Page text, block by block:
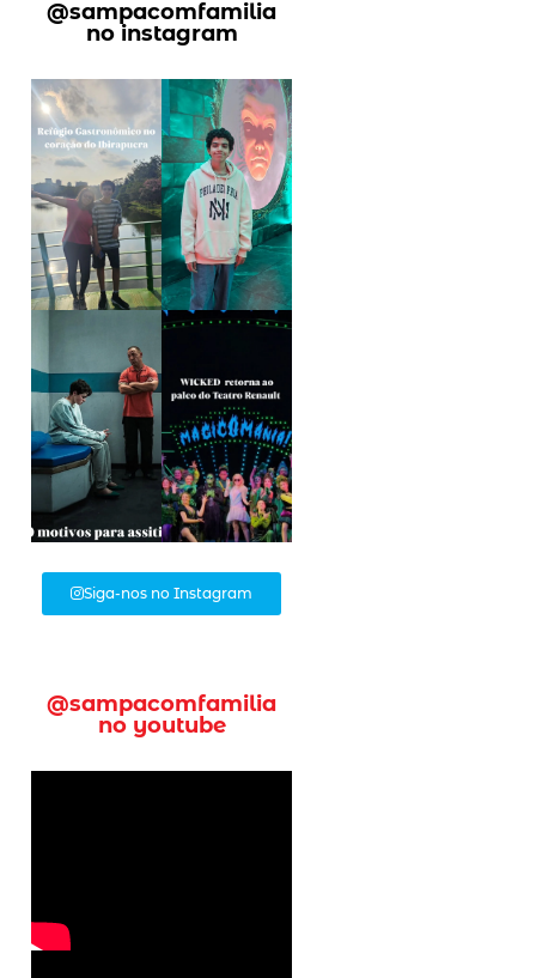
@sampacomfamilia
no instagram
Siga-nos no Instagram
@sampacomfamilia
no youtube